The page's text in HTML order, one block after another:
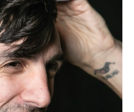
y mi negativa.
del ejército de la
siempre varones
conciben la posibilidad de